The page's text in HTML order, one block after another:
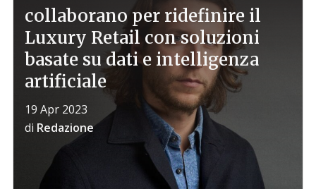
collaborano per ridefinire il
Luxury Retail con soluzioni
basate su dati e intelligenza
artificiale
19 Apr 2023
di Redazione